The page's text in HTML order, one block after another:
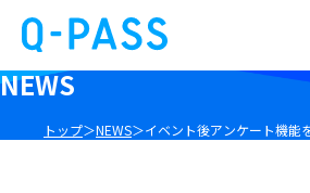
NEWS
トップ NEWS イベント後アンケート機能